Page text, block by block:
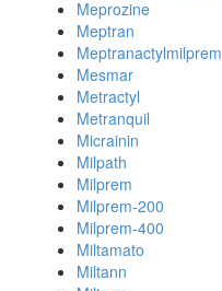
Meprozine
Meptran
Meptranactylmilprem
Mesmar
Metractyl
Metranquil
Micrainin
Milpath
Milprem
Milprem-200
Milprem-400
Miltamato
Miltann